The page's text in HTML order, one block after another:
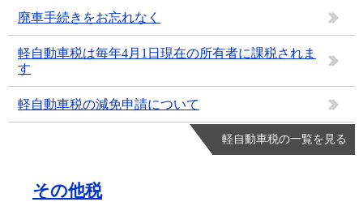
廃車手続きをお忘れなく
軽自動車税は毎年4月1日現在の所有者に課税されま
す
軽自動車税の減免申請について
軽自動車税の一覧を見る
その他税